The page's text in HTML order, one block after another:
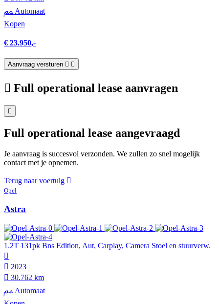
Automaat
Kopen
€ 23.950,-
Aanvraag versturen
Full operational lease aanvragen
Full operational lease aangevraagd
Je aanvraag is succesvol verzonden. We zullen zo snel mogelijk
contact met je opnemen.
Terug naar voertuig
Opel
Astra
1.2T 131pk Bns Edition, Aut, Carplay, Camera Stoel en stuurverw.
2023
30.762 km
Automaat